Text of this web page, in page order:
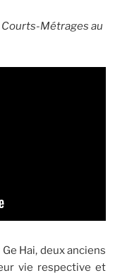
Métrages au
Hai, deux anciens
vie respective et